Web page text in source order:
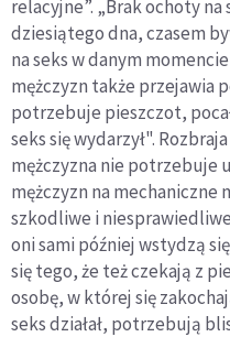
relacyjne”. „Brak ochoty
dziesiątego dna, czasem
na seks w danym
mężczyzn także przejawia
potrzebuje pieszczot,
seks się wydarzył".
mężczyzna nie potrzebuje
mężczyzn na mechaniczne
szkodliwe i
oni sami później wstydzą
się tego, że też czekają z
osobę, w której się
seks działał, potrzebują